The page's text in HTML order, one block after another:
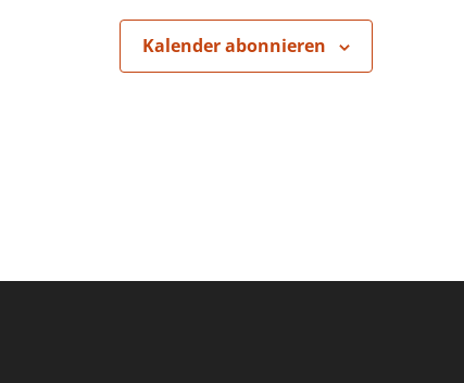
Kalender abonnieren